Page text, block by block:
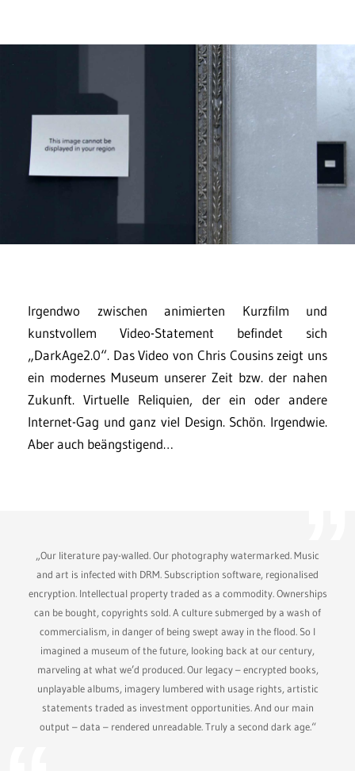
Irgendwo zwischen animierten Kurzfilm und
kunstvollem Video-Statement befindet sich
„DarkAge2.0“. Das Video von Chris Cousins zeigt uns
ein modernes Museum unserer Zeit bzw. der nahen
Zukunft. Virtuelle Reliquien, der ein oder andere
Internet-Gag und ganz viel Design. Schön. Irgendwie.
Aber auch beängstigend…
„Our literature pay-walled. Our photography watermarked. Music
and art is infected with DRM. Subscription software, regionalised
encryption. Intellectual property traded as a commodity. Ownerships
can be bought, copyrights sold. A culture submerged by a wash of
commercialism, in danger of being swept away in the flood. So I
imagined a museum of the future, looking back at our century,
marveling at what we’d produced. Our legacy – encrypted books,
unplayable albums, imagery lumbered with usage rights, artistic
statements traded as investment opportunities. And our main
output – data – rendered unreadable. Truly a second dark age.“